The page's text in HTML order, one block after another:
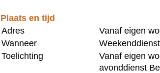
Plaats en tijd
Adres
Vanaf eigen
Wanneer
Toelichting
Vanaf eigen
avonddienst